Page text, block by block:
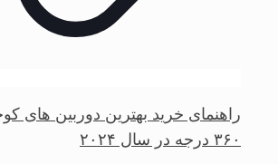
راهنمای خرید بهترین دوربین های
۳۶۰ درجه در سال ۲۰۲۴